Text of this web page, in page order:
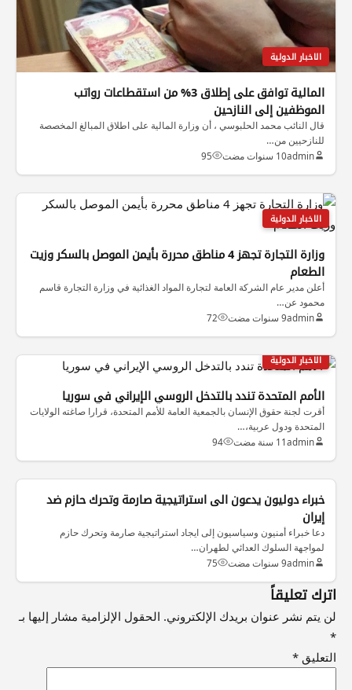
الاخبار الدولية
المالية توافق على إطلاق 3% من استقطاعات رواتب
الموظفين إلى النازحين
قال النائب محمد الحلبوسي ، أن وزارة المالية على اطلاق المبالغ المخصصة
للنازحيين من…
admin10 سنوات مضت 95
الاخبار الدولية
وزارة التجارة تجهز 4 مناطق محررة بأيمن الموصل بالسكر وزيت
الطعام
أعلن مدير عام الشركة العامة لتجارة المواد الغذائية في وزارة التجارة قاسم
محمود عن…
admin9 سنوات مضت 72
الاخبار الدولية
الأمم المتحدة تندد بالتدخل الروسي الإيراني في سوريا
أقرت لجنة حقوق الإنسان بالجمعية العامة للأمم المتحدة، قرارا صاغته الولايات
المتحدة ودول عربية،…
admin11 سنة مضت 94
خبراء دوليون يدعون الى استراتيجية صارمة وتحرك حازم ضد
إيران
دعا خبراء أمنيون وسياسيون إلى ايجاد استراتيجية صارمة وتحرك حازم
لمواجهة السلوك العدائي لطهران…
admin9 سنوات مضت 75
اترك تعليقاً
لن يتم نشر عنوان بريدك الإلكتروني. الحقول الإلزامية مشار إليها بـ
*
التعليق *